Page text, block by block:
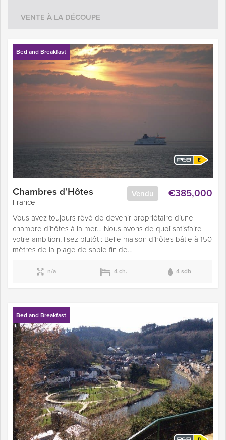
VENTE À LA DÉCOUPE
Bed and Breakfast
€385,000
Vendu
Chambres d’Hôtes
France
Vous avez toujours rêvé de devenir propriétaire d’une
chambre d’hôtes à la mer… Nous avons de quoi satisfaire
votre ambition, lisez plutôt : Belle maison d’hôtes bâtie à 150
mètres de la plage de sable fin de…
n/a 4 ch. 4 sdb
Bed and Breakfast